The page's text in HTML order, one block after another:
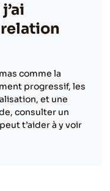
comme la
progressif, les
et une
consulter un
t’aider à y voir